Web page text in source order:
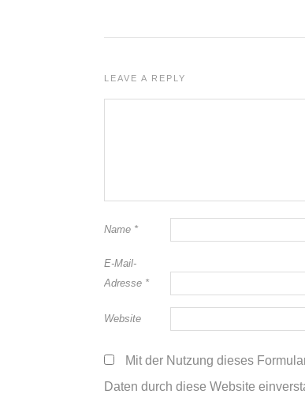
LEAVE A REPLY
Name *
E-Mail-
Adresse *
Website
Mit der Nutzung dieses
Daten durch diese Website